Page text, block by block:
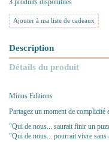
3 produits disponibles
Ajouter à ma liste de cadeaux
Description
Détails du produit
Minus Editions
Partagez un moment de complicité
"Qui de nous... saurait finir un
"Qui de nous... pourrait vivre sans